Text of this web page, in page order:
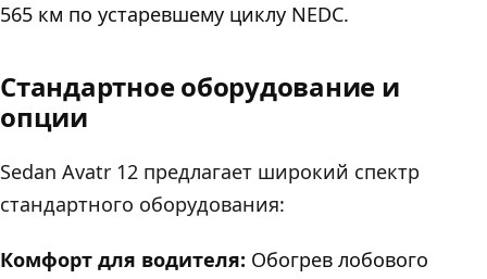
565 км по устаревшему циклу NEDC.
Стандартное оборудование и
опции
Sedan Avatr 12 предлагает широкий спектр
стандартного оборудования:
Комфорт для водителя: Обогрев лобового